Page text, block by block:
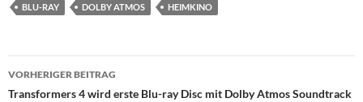
BLU-RAY DOLBY ATMOS HEIMKINO
Beitragsnavigation
VORHERIGER BEITRAG
Transformers 4 wird erste Blu-ray Disc mit Dolby Atmos Soundtrack